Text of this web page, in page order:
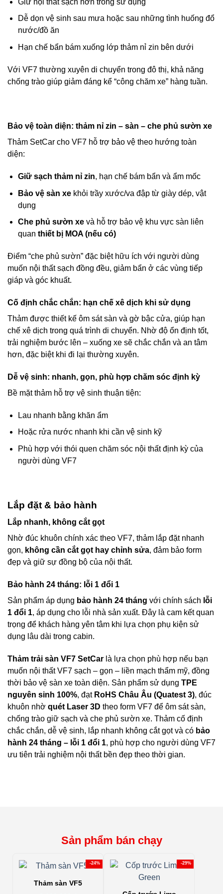
Dễ dọn vệ sinh sau mưa hoặc sau những tình huống đổ
nước/đồ ăn
Hạn chế bẩn bám xuống lớp thảm nỉ zin bên dưới
Với VF7 thường xuyên di chuyển trong đô thị, khả năng
chống trào giúp giảm đáng kể “công chăm xe” hàng tuần.
Bảo vệ toàn diện: thảm nỉ zin – sàn – che phủ sườn xe
Thảm SetCar cho VF7 hỗ trợ bảo vệ theo hướng toàn
diện:
Giữ sạch thảm nỉ zin, hạn chế bám bẩn và ẩm mốc
Bảo vệ sàn xekhỏi trầy xước/va đập từ giày dép, vật
dụng
Che phủ sườn xevà hỗ trợ bảo vệ khu vực sàn liên
quan thiết bị MOA (nếu có)
Điểm “che phủ sườn” đặc biệt hữu ích với người dùng
muốn nội thất sạch đồng đều, giảm bẩn ở các vùng tiếp
giáp và góc khuất.
Cố định chắc chắn: hạn chế xê dịch khi sử dụng
Thảm được thiết kế ôm sát sàn và gờ bậc cửa, giúp hạn
chế xê dịch trong quá trình di chuyển. Nhờ độ ổn định tốt,
trải nghiệm bước lên – xuống xe sẽ chắc chắn và an tâm
hơn, đặc biệt khi đi lại thường xuyên.
Dễ vệ sinh: nhanh, gọn, phù hợp chăm sóc định kỳ
Bề mặt thảm hỗ trợ vệ sinh thuận tiện:
Lau nhanh bằng khăn ẩm
Hoặc rửa nước nhanh khi cần vệ sinh kỹ
Phù hợp với thói quen chăm sóc nội thất định kỳ của
người dùng VF7
Lắp đặt & bảo hành
Lắp nhanh, không cắt gọt
Nhờ đúc khuôn chính xác theo VF7, thảm lắp đặt nhanh
gọn, không cần cắt gọt hay chỉnh sửa, đảm bảo form
đẹp và giữ sự đồng bộ của nội thất.
Bảo hành 24 tháng: lỗi 1 đổi 1
Sản phẩm áp dụng bảo hành 24 tháng với chính sách lỗi
1 đổi 1, áp dụng cho lỗi nhà sản xuất. Đây là cam kết quan
trọng để khách hàng yên tâm khi lựa chọn phụ kiện sử
dụng lâu dài trong cabin.
Thảm trải sàn VF7 SetCar là lựa chọn phù hợp nếu bạn
muốn nội thất VF7 sạch – gọn – liền mạch thẩm mỹ, đồng
thời bảo vệ sàn xe toàn diện. Sản phẩm sử dụng TPE
nguyên sinh 100%, đạt RoHS Châu Âu (Quatest 3), đúc
khuôn nhờ quét Laser 3D theo form VF7 để ôm sát sàn,
chống trào giữ sạch và che phủ sườn xe. Thảm cố định
chắc chắn, dễ vệ sinh, lắp nhanh không cắt gọt và có bảo
hành 24 tháng – lỗi 1 đổi 1, phù hợp cho người dùng VF7
ưu tiên trải nghiệm nội thất bền đẹp theo thời gian.
Sản phẩm bán chạy
-24%
Thảm sàn VF5
-29%